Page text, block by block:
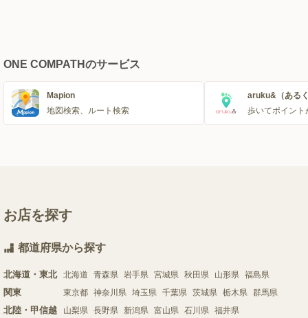
ONE COMPATHのサービス
Mapion
地図検索、ルート検索
aruku&（ある
歩いてポイント
お店を探す
都道府県から探す
北海道・東北 北海道 青森県 岩手県 宮城県 秋田県 山形県 福島県
関東 東京都 神奈川県 埼玉県 千葉県 茨城県 栃木県 群馬県
北陸・甲信越 山梨県 長野県 新潟県 富山県 石川県 福井県